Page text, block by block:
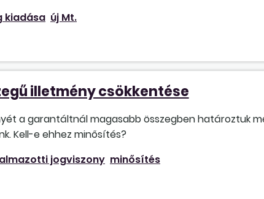
kiadása új Mt.
illetmény csökkentése
a garantáltnál magasabb összegben határoztuk
Kell-e ehhez minősítés?
jogviszony minősítés